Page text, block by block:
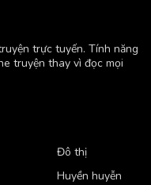
trực tuyến. Tính năng
truyện thay vì đọc mọi
Đô thị
Huyền huyễn